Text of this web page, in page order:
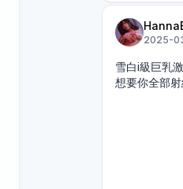
2025-
雪白i級巨乳
想要你全部